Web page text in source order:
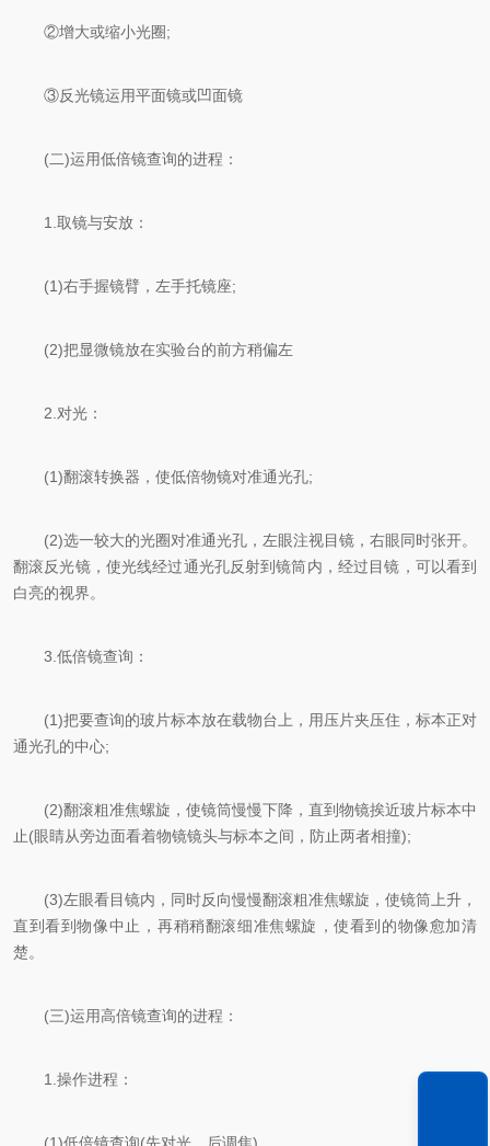
②增大或缩小光圈;
③反光镜运用平面镜或凹面镜
(二)运用低倍镜查询的进程：
1.取镜与安放：
(1)右手握镜臂，左手托镜座;
(2)把显微镜放在实验台的前方稍偏左
2.对光：
(1)翻滚转换器，使低倍物镜对准通光孔;
(2)选一较大的光圈对准通光孔，左眼注视目镜，右眼同时张开。
翻滚反光镜，使光线经过通光孔反射到镜筒内，经过目镜，可以看到
白亮的视界。
3.低倍镜查询：
(1)把要查询的玻片标本放在载物台上，用压片夹压住，标本正对
通光孔的中心;
(2)翻滚粗准焦螺旋，使镜筒慢慢下降，直到物镜挨近玻片标本中
止(眼睛从旁边面看着物镜镜头与标本之间，防止两者相撞);
(3)左眼看目镜内，同时反向慢慢翻滚粗准焦螺旋，使镜筒上升，
直到看到物像中止，再稍稍翻滚细准焦螺旋，使看到的物像愈加清
楚。
(三)运用高倍镜查询的进程：
1.操作进程：